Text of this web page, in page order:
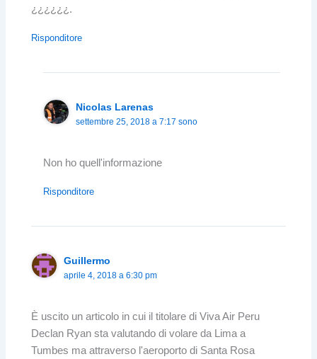
¿¿¿¿¿¿.
Risponditore
Nicolas Larenas
settembre 25, 2018 a 7:17 sono
Non ho quell'informazione
Risponditore
Guillermo
aprile 4, 2018 a 6:30 pm
È uscito un articolo in cui il titolare di Viva Air Peru
Declan Ryan sta valutando di volare da Lima a
Tumbes ma attraverso l'aeroporto di Santa Rosa